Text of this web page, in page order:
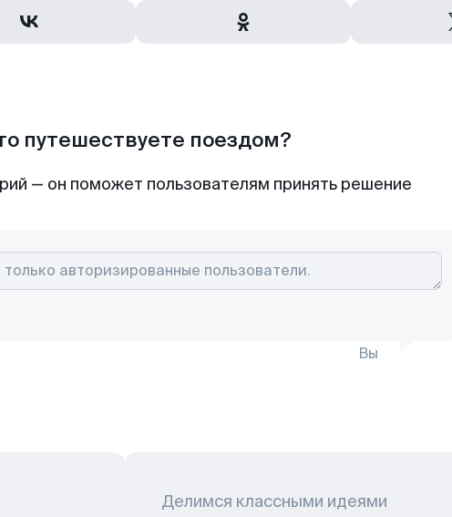
путешествуете поездом?
— он поможет пользователям принять решение
Вы
Делимся классными идеями